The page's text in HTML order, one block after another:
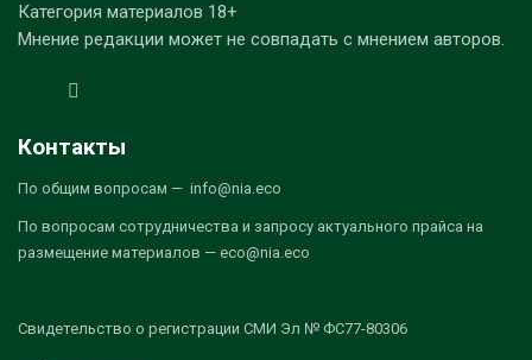
Категория материалов 18+
Мнение редакции может не совпадать с мнением авторов.
Контакты
По общим вопросам — info@nia.eco
По вопросам сотрудничества и запросу актуального прайса на
размещение материалов — eco@nia.eco
Свидетельство о регистрации СМИ Эл № ФС77-80306